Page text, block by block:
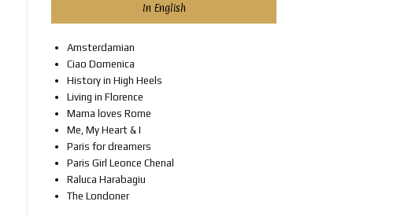
In English
Amsterdamian
Ciao Domenica
History in High Heels
Living in Florence
Mama loves Rome
Me, My Heart & I
Paris for dreamers
Paris Girl Leonce Chenal
Raluca Harabagiu
The Londoner